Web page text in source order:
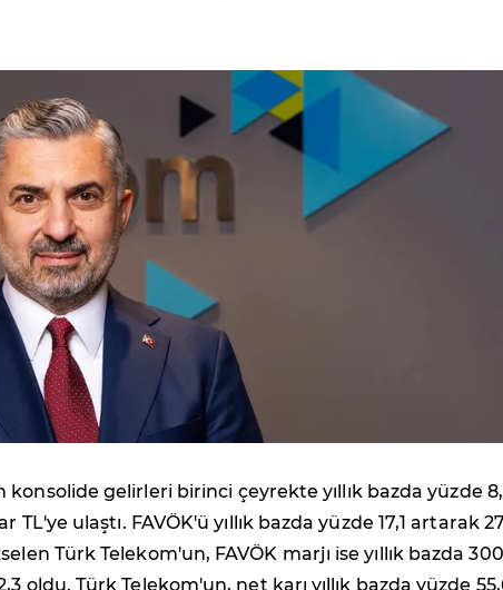
konsolide gelirleri birinci çeyrekte yıllık bazda yüzde
TL'ye ulaştı. FAVÖK'ü yıllık bazda yüzde 17,1 artarak
Türk Telekom'un, FAVÖK marjı ise yıllık bazda
oldu. Türk Telekom'un, net karı yıllık bazda yüzde